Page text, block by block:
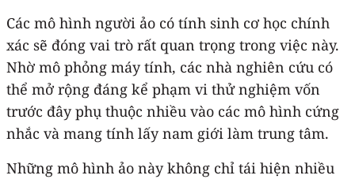
Các mô hình người ảo có tính sinh cơ học chính
xác sẽ đóng vai trò rất quan trọng trong việc này.
Nhờ mô phỏng máy tính, các nhà nghiên cứu có
thể mở rộng đáng kể phạm vi thử nghiệm vốn
trước đây phụ thuộc nhiều vào các mô hình cứng
nhắc và mang tính lấy nam giới làm trung tâm.
Những mô hình ảo này không chỉ tái hiện nhiều